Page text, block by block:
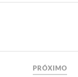
PRÓXIMO